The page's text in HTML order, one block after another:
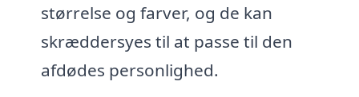
størrelse og farver, og de kan
skræddersyes til at passe til den
afdødes personlighed.